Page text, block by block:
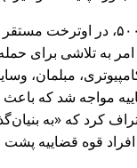
، بانک سرمایه‌گذاری فورچون
به تلاشی برای
مواجه شد که
کرد که
به
قوه قضاییه پشت